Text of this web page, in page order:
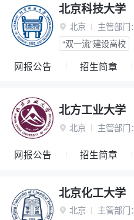
北京科技大学
 北京 主管部门：
“双一流”建设高校
网报公告 招生简章
北方工业大学
 北京 主管部门：
网报公告 招生简章
北京化工大学
 北京 主管部门：